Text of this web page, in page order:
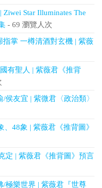
Star Illuminates The
- 69 瀏覽人次
掌 一樽清酒對玄機 | 紫薇
有聖人 | 紫薇君《推背
侯友宜 | 紫微君〈政治類〉
48象 | 紫薇君《推背圖》
定 | 紫薇君《推背圖》預言
/極樂世界 | 紫薇君『世尊